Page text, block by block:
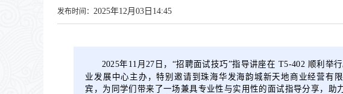
发布时间： 2025年12月03日14:45
2025年11月27日，“招聘面试技巧”指导讲座在 T5-402 顺利举
业发展中心主办，特别邀请到珠海华发海韵城新天地商业经营有
宾，为同学们带来了一场兼具专业性与实用性的面试指导分享，助